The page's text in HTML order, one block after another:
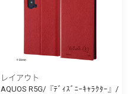
レイアウト
AQUOS R5G/『ﾃﾞｨｽﾞﾆｰｷｬﾗｸﾀｰ』/